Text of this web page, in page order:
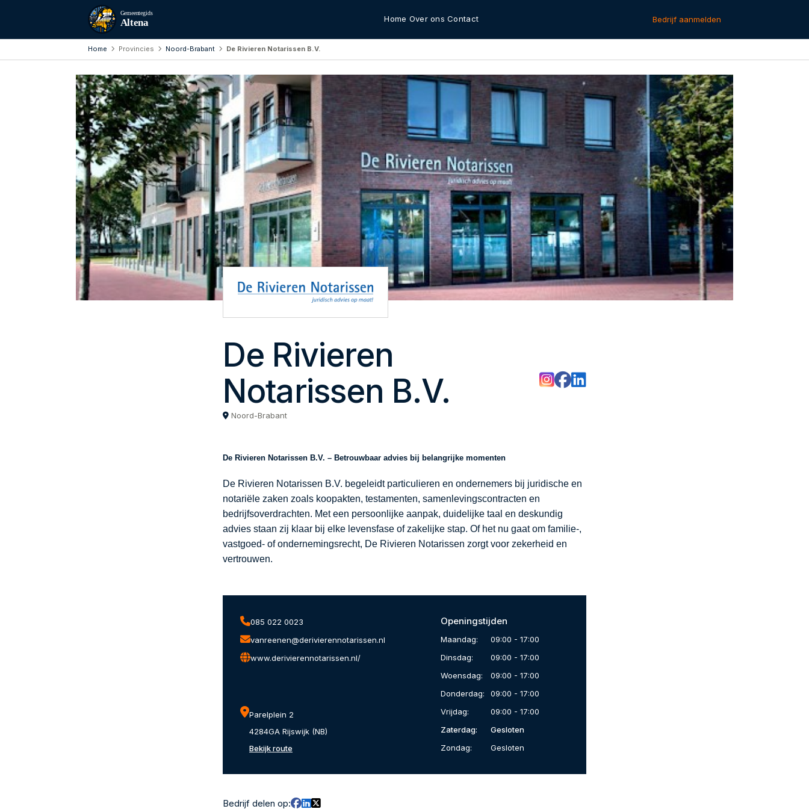
Gemeentegids
Altena Home Over ons Contact Bedrijf aanmelden
Home Provincies Noord-Brabant De Rivieren Notarissen B.V.
De Rivieren
Notarissen B.V.
Noord-Brabant
De Rivieren Notarissen B.V. – Betrouwbaar advies bij belangrijke momenten
De Rivieren Notarissen B.V. begeleidt particulieren en ondernemers bij juridische en
notariële zaken zoals koopakten, testamenten, samenlevingscontracten en
bedrijfsoverdrachten. Met een persoonlijke aanpak, duidelijke taal en deskundig
advies staan zij klaar bij elke levensfase of zakelijke stap. Of het nu gaat om familie-,
vastgoed- of ondernemingsrecht, De Rivieren Notarissen zorgt voor zekerheid en
vertrouwen.
085 022 0023
vanreenen@derivierennotarissen.nl
www.derivierennotarissen.nl/
Parelplein 2
4284GA Rijswijk (NB)
Bekijk route
Openingstijden
Maandag:
09:00 - 17:00
Dinsdag:
09:00 - 17:00
Woensdag:
09:00 - 17:00
Donderdag:
09:00 - 17:00
Vrijdag:
09:00 - 17:00
Zaterdag:
Gesloten
Zondag:
Gesloten
Bedrijf delen op: